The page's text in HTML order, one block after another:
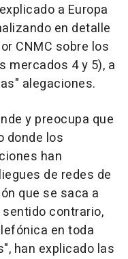
a Europa
en detalle
CNMC sobre los
mercados 4 y 5), a
alegaciones.
y preocupa que
donde los
han
de redes de
que se saca a
contrario,
en toda
han explicado las